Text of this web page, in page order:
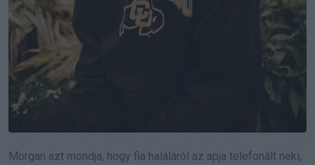
Morgan azt mondja, hogy fia haláláról az apja telefonált neki,